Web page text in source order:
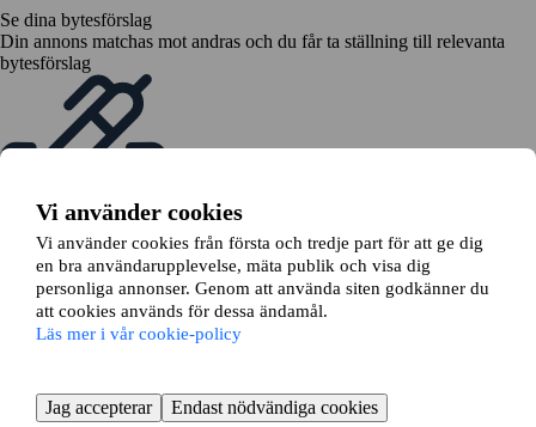
Vi använder cookies
Vi använder cookies från första och tredje part för att ge dig
en bra användarupplevelse, mäta publik och visa dig
personliga annonser. Genom att använda siten godkänner du
att cookies används för dessa ändamål.
Läs mer i vår cookie-policy
Jag accepterar
Endast nödvändiga cookies
Se dina bytesförslag
Din annons matchas mot andras och du får ta ställning till relevanta
bytesförslag
Skicka en bytesansökan
Vi hjälper dig ansöka om bytet hos din hyresvärd